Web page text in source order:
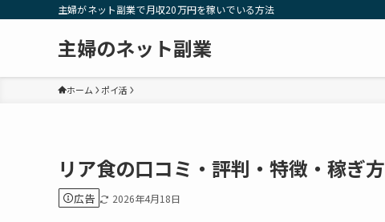
主婦がネット副業で月収20万円を稼いでいる方法
主婦のネット副業
ホーム ポイ活
リア食の口コミ・評判・特徴・稼ぎ方
広告 2026年4月18日